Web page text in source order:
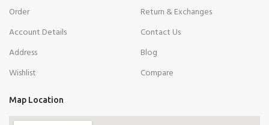
Order
Account Details
Address
Wishlist
Return & Exchanges
Contact Us
Blog
Compare
Map Location